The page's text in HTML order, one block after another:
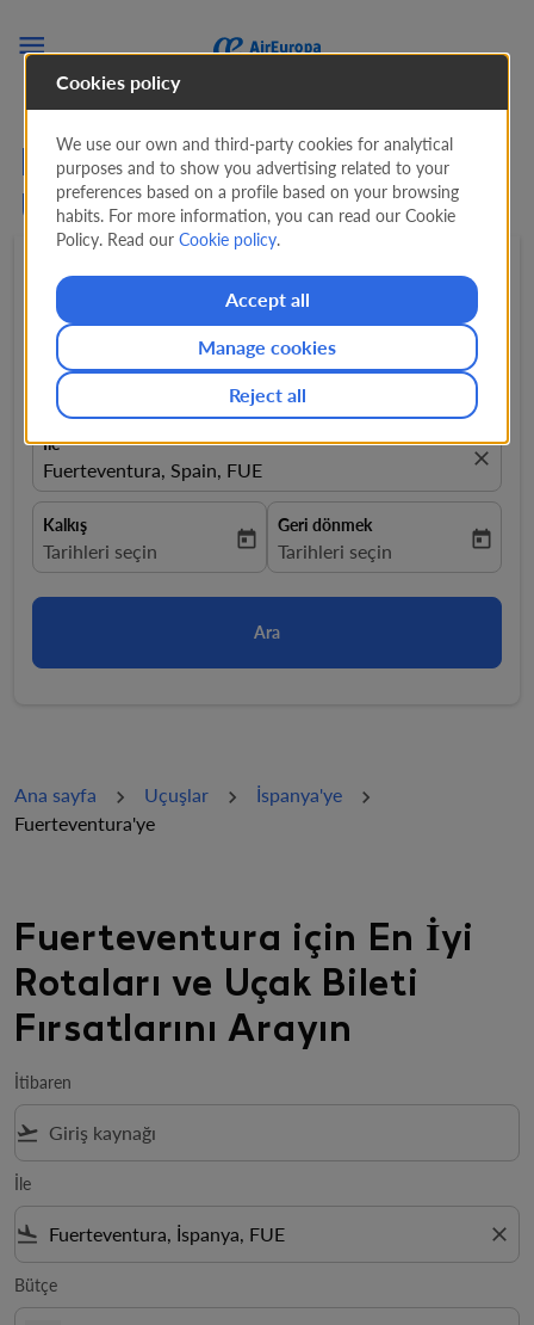

Fuerteventura için En İyi
Uçuşlar Air Europa ile
Gidiş
İtibaren
Giriş kaynağı
İle
Fuerteventura, Spain, FUE close
Kalkış
fc-booking-departure-date-aria-label
Tarihleri ​​seçin today
Geri dönmek
fc-booking-return-date-aria-
Tarihleri ​​seçin today
Ara
Ana sayfa Uçuşlar
İspanya'ye
Fuerteventura'ye
Fuerteventura için En İyi
Rotaları ve Uçak Bileti
Fırsatlarını Arayın
İtibaren
flight_takeoff
İle
flight_land close
Bütçe
Cookies policy
We use our own and third-party cookies for analytical
purposes and to show you advertising related to your
preferences based on a profile based on your browsing
habits. For more information, you can read our Cookie
Policy. Read ourCookie policy.
Accept all
Reject all
Manage cookies